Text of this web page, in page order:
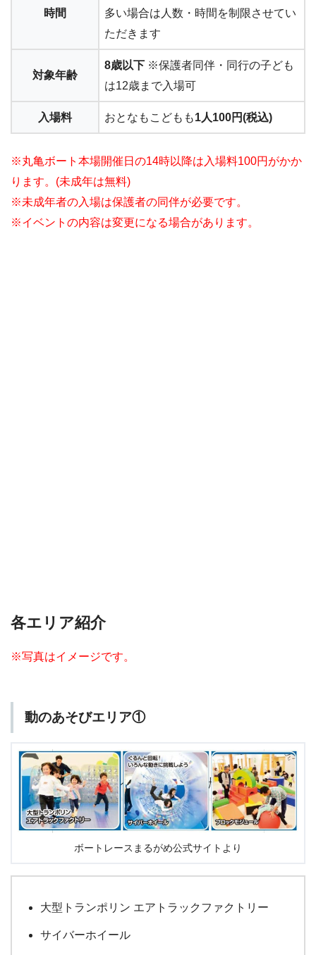
時間
多い場合は人数・時間を制限させてい
ただきます
対象年齢
8歳以下 ※保護者同伴・同行の子ども
は12歳まで入場可
入場料 おとなもこどもも1人100円(税込)
※丸亀ボート本場開催日の14時以降は入場料100円がかか
ります。(未成年は無料)
※未成年者の入場は保護者の同伴が必要です。
※イベントの内容は変更になる場合があります。
各エリア紹介
※写真はイメージです。
動のあそびエリア①
ボートレースまるがめ公式サイトより
大型トランポリン エアトラックファクトリー
サイバーホイール